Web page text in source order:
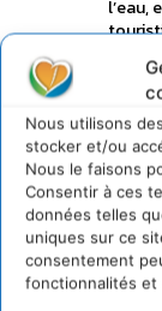
Nous utilisons
stocker et/ou
Nous le faisons
Consentir à ces
données telles
uniques sur ce
consentement
fonctionnalités et
l’eau,
est
Le
pour
clients.
Ces
clés